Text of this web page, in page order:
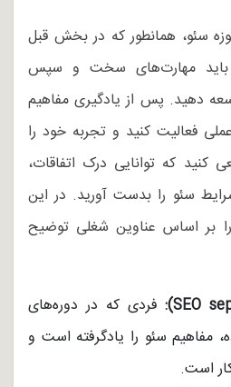
سئو، همانطور که در بخش قبل
باید مهارت‌های سخت و سپس
دهید. پس از یادگیری مفاهیم
فعالیت کنید و تجربه خود را
که توانایی درک اتفاقات،
سئو را بدست آورید. در این
بر اساس عناوین شغلی توضیح
فردی که در دوره‌های
مفاهیم سئو را یادگرفته است و
است.